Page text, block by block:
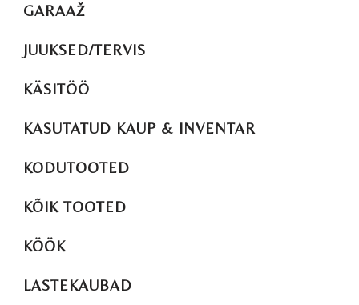
GARAAŽ
JUUKSED/TERVIS
KÄSITÖÖ
KASUTATUD KAUP & INVENTAR
KODUTOOTED
KÕIK TOOTED
KÖÖK
LASTEKAUBAD